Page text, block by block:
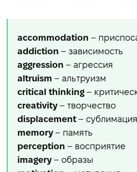
accommodation –
addiction – зависимость
aggression – агрессия
altruism – альтруизм
critical thinking –
creativity– творчество
displacement – сублимация
memory– память
perception – восприятие
imagery– образы